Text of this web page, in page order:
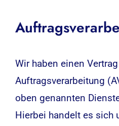
Wir haben einen
Auftragsverarbeitung
oben genannten
Hierbei handelt es sich